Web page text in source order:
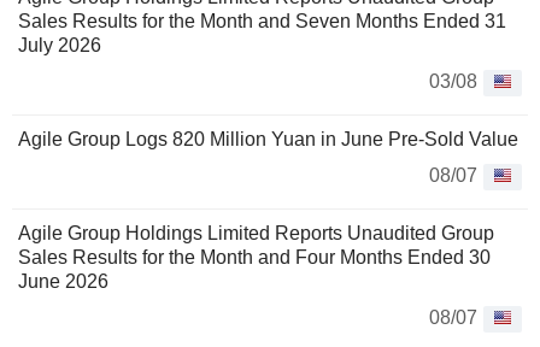
Sales Results for the Month and Seven Months Ended 31
July 2026
03/08
Agile Group Logs 820 Million Yuan in June Pre-Sold Value
08/07
Agile Group Holdings Limited Reports Unaudited Group
Sales Results for the Month and Four Months Ended 30
June 2026
08/07